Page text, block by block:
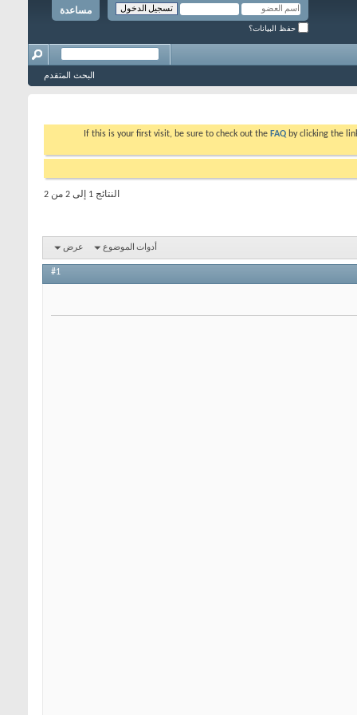
مساعدة
حفظ البيانات؟
البحث المتقدم
If this is your first visit, be sure to check out the FAQ by clicking the
النتائج 1 إلى 2 من 2
أدوات الموضوع عرض
#1